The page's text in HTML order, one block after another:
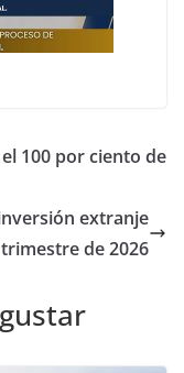
100 por ciento de
extranje
de 2026